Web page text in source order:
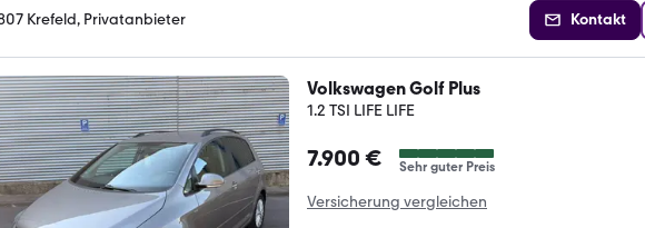
Krefeld, Privatanbieter Kontakt
Volkswagen Golf Plus
1.2 TSI LIFE LIFE
7.900 € Sehr guter Preis
Versicherung vergleichen